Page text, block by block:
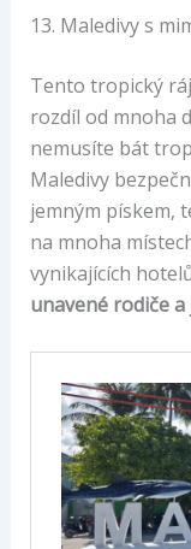
13. Maledivy s
Tento tropický
rozdíl od mnoha
nemusíte bát
Maledivy
jemným pískem,
na mnoha
vynikajících
unavené rodiče a